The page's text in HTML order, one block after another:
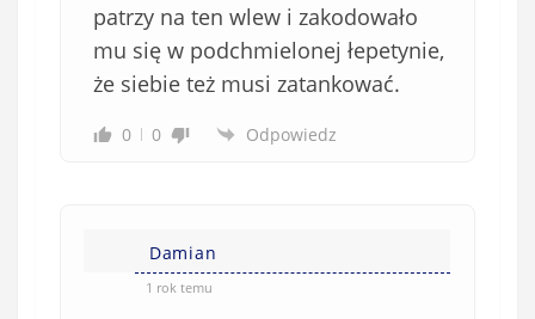
patrzy na ten wlew i zakodowało
mu się w podchmielonej łepetynie,
że siebie też musi zatankować.
0 0 Odpowiedz
Damian
1 rok temu